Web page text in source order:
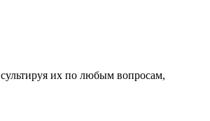
их по любым вопросам,